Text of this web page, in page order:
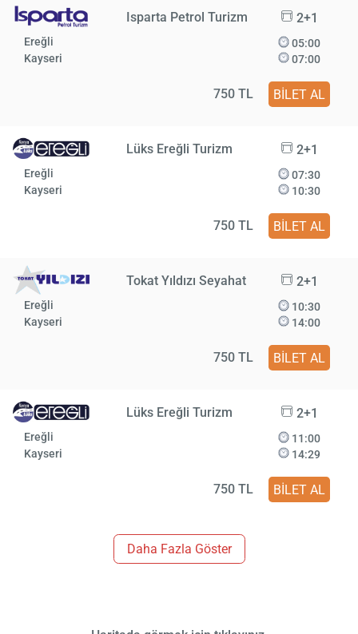
Isparta Petrol Turizm 2+1
Ereğli
Kayseri
05:00
07:00
750 TL BİLET AL
Lüks Ereğli Turizm 2+1
Ereğli
Kayseri
07:30
10:30
750 TL BİLET AL
Tokat Yıldızı Seyahat 2+1
Ereğli
Kayseri
10:30
14:00
750 TL BİLET AL
Lüks Ereğli Turizm 2+1
Ereğli
Kayseri
11:00
14:29
750 TL BİLET AL
Daha Fazla Göster